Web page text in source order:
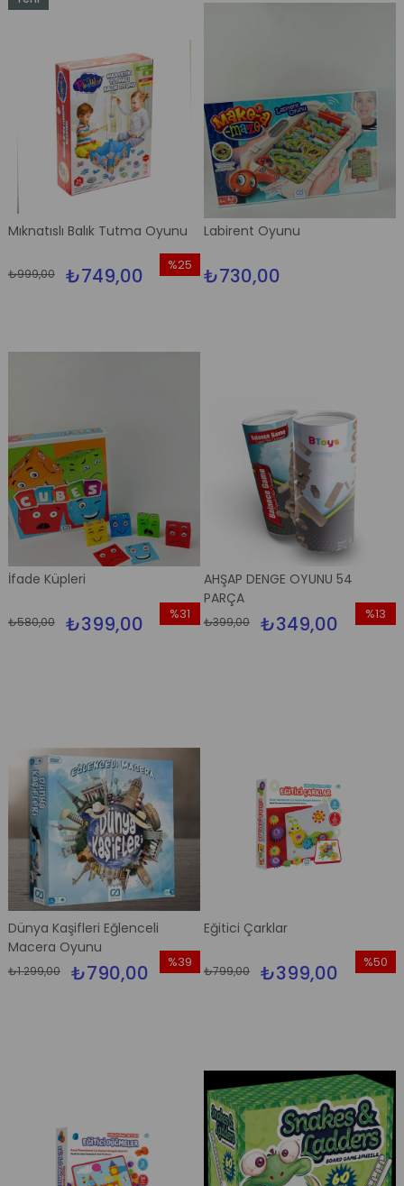
Mıknatıslı Balık Tutma Oyunu
₺749,00
₺999,00
%25
Labirent Oyunu
₺730,00
İfade Küpleri
₺399,00
₺580,00
%31
AHŞAP DENGE OYUNU 54
PARÇA
₺349,00
₺399,00
%13
Dünya Kaşifleri Eğlenceli
Macera Oyunu
₺790,00
₺1.299,00
%39
Eğitici Çarklar
₺399,00
₺799,00
%50